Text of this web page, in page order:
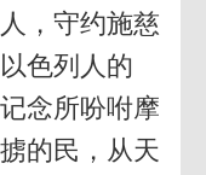
，守约施慈
色列人的
念所吩咐摩
的民，从天